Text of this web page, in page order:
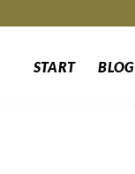
START BLOG